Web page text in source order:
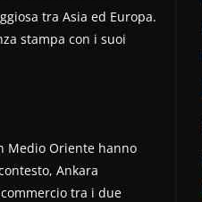
tra Asia ed Europa.
stampa con i suoi
Medio Oriente hanno
Ankara
tra i due